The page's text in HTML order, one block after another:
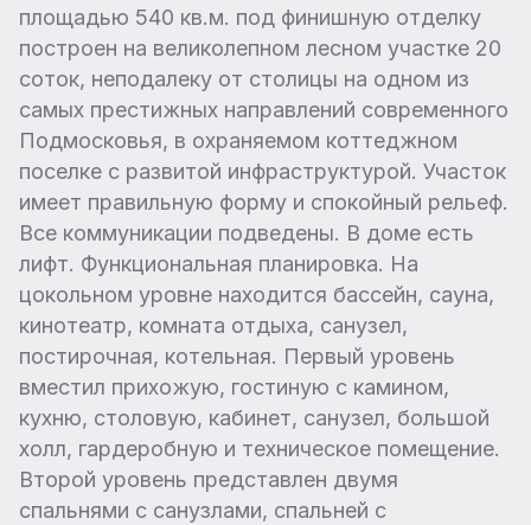
площадью 540 кв.м. под финишную отделку
построен на великолепном лесном участке 20
соток, неподалеку от столицы на одном из
самых престижных направлений современного
Подмосковья, в охраняемом коттеджном
поселке с развитой инфраструктурой. Участок
имеет правильную форму и спокойный рельеф.
Все коммуникации подведены. В доме есть
лифт. Функциональная планировка. На
цокольном уровне находится бассейн, сауна,
кинотеатр, комната отдыха, санузел,
постирочная, котельная. Первый уровень
вместил прихожую, гостиную с камином,
кухню, столовую, кабинет, санузел, большой
холл, гардеробную и техническое помещение.
Второй уровень представлен двумя
спальнями с санузлами, спальней с